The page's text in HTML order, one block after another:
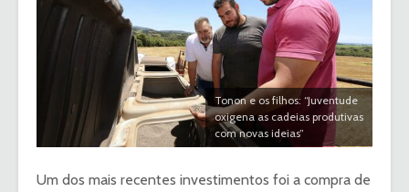
Tonon e os filhos: “Juventude
oxigena as cadeias produtivas
com novas ideias”
Um dos mais recentes investimentos foi a compra de